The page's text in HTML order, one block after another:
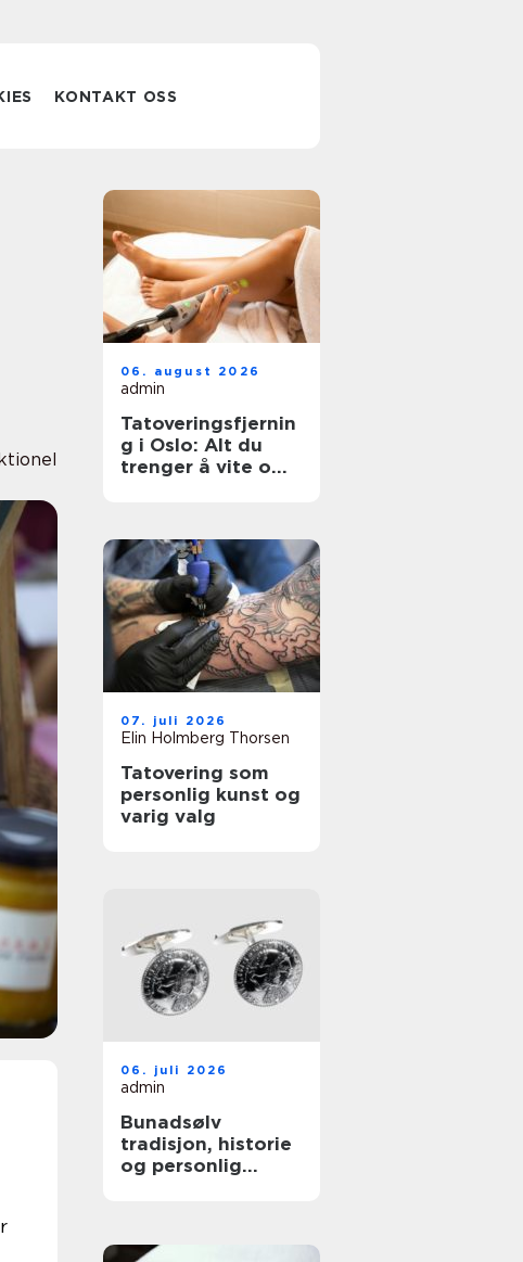
KONTAKT OSS
06. august 2026
admin
Tatoveringsfjernin
g i Oslo: Alt du
trenger å vite om
07. juli 2026
Elin Holmberg Thorsen
Tatovering som
personlig kunst og
varig valg
06. juli 2026
admin
Bunadsølv
tradisjon, historie
og personlig